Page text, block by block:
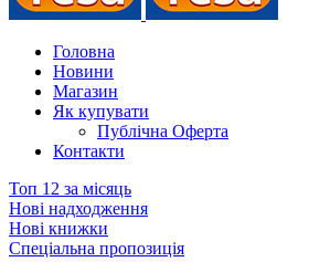
Головна
Новини
Магазин
Як купувати
Публічна Оферта
Контакти
Топ 12 за місяць
Нові надходження
Нові книжки
Спеціальна пропозиція